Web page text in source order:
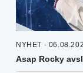
NYHET -
Asap Rocky